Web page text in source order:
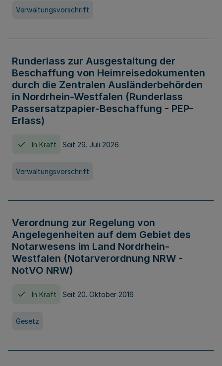
Verwaltungsvorschrift
Runderlass zur Ausgestaltung der
Beschaffung von Heimreisedokumenten
durch die Zentralen Ausländerbehörden
in Nordrhein-Westfalen (Runderlass
Passersatzpapier-Beschaffung - PEP-
Erlass)
In Kraft Seit 29. Juli 2026
Verwaltungsvorschrift
Verordnung zur Regelung von
Angelegenheiten auf dem Gebiet des
Notarwesens im Land Nordrhein-
Westfalen (Notarverordnung NRW -
NotVO NRW)
In Kraft Seit 20. Oktober 2016
Gesetz